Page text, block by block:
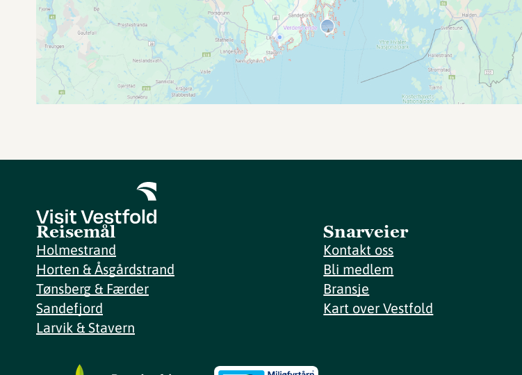
Reisemål
Holmestrand
Horten & Åsgårdstrand
Tønsberg & Færder
Sandefjord
Larvik & Stavern
Snarveier
Kontakt oss
Bli medlem
Bransje
Kart over Vestfold